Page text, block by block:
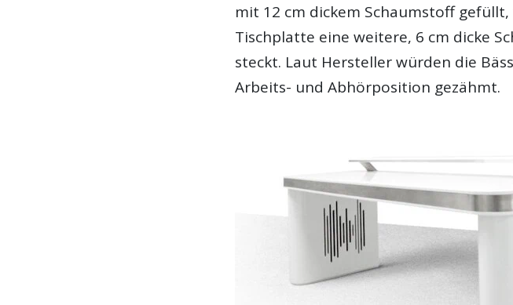
mit 12 cm dickem Schaumstoff
Tischplatte eine weitere, 6 cm dicke
steckt. Laut Hersteller würden die
Arbeits- und Abhörposition gezähmt.